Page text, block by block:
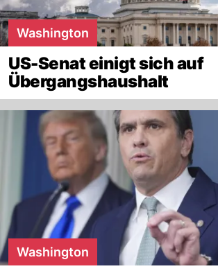
Washington
US-Senat einigt sich auf
Übergangshaushalt
Washington